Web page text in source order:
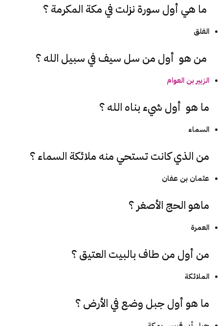
ما هي أول سورة نزلت في مكة المكرمة ؟
الفلق
من هو أول من سل سيف في سبيل الله ؟
الزبير بن العوام
ما هو أول شيء بناه الله ؟
السماء
من الذي كانت تستحي منه ملائكة السماء ؟
عثمان بن عفان
ماهو الحج الأصغر ؟
العمرة
من أول من طاف بالبيت العتيق؟
الملائكة
ما هو أول جبل وضع في الأرض ؟